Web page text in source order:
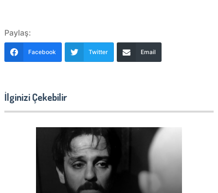
Paylaş:
Facebook Twitter Email
İlginizi Çekebilir